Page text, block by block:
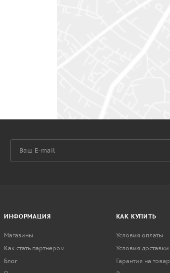
ИНФОРМАЦИЯ
Магазины
Как стать партнером
Блог
КАК КУПИТЬ
Условия оплаты
Условия доставки
Гарантия на товар